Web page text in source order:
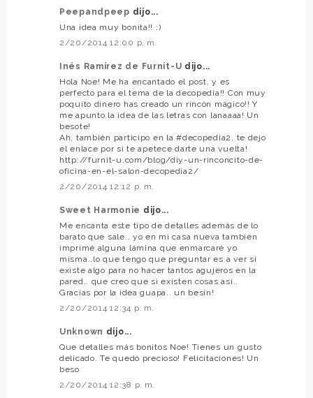
Peepandpeep dijo...
Una idea muy bonita!! :)
2/20/2014 12:00 p. m.
Inés Ramírez de Furnit-U dijo...
Hola Noe! Me ha encantado el post, y es
perfecto para el tema de la decopedia!! Con muy
poquito dinero has creado un rincón mágico!! Y
me apunto la idea de las letras con lanaaaa! Un
besote!
Ah, también participo en la #decopedia2, te dejo
el enlace por si te apetece darte una vuelta!
http://furnit-u.com/blog/diy-un-rinconcito-de-
oficina-en-el-salon-decopedia2/
2/20/2014 12:12 p. m.
Sweet Harmonie dijo...
Me encanta este tipo de detalles además de lo
barato que sale.. yo en mi casa nueva también
imprimé alguna lámina que enmarcaré yo
misma..lo que tengo que preguntar es a ver si
existe algo para no hacer tantos agujeros en la
pared.. que creo que si existen cosas así..
Gracias por la idea guapa.. un besín!
2/20/2014 12:34 p. m.
Unknown dijo...
Que detalles más bonitos Noe! Tienes un gusto
delicado. Te quedó precioso! Felicitaciones! Un
beso
2/20/2014 12:38 p. m.